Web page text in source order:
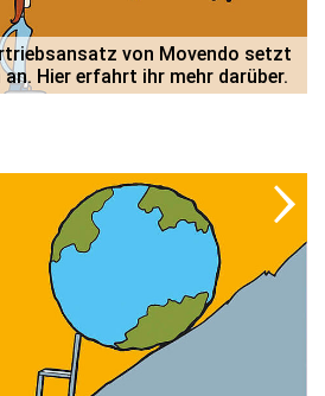
Hier erfahrt ihr mehr darüber.